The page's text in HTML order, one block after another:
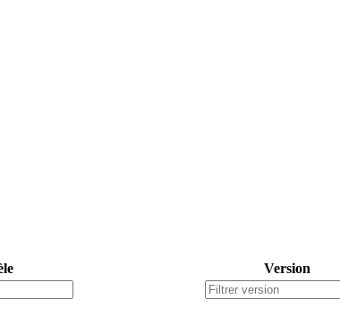
Version